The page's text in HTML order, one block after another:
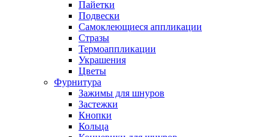
Пайетки
Подвески
Самоклеющиеся аппликации
Стразы
Термоаппликации
Украшения
Цветы
Фурнитура
Зажимы для шнуров
Застежки
Кнопки
Кольца